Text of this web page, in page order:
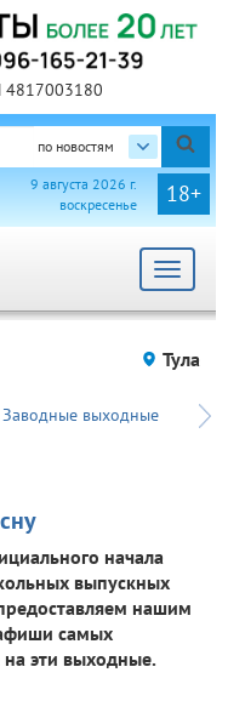
4817003180
по новостям
18+
9 августа 2026 г.
воскресенье
Toggle
Тула
Заводные выходные
начала
выпускных
нашим
самых
эти выходные.